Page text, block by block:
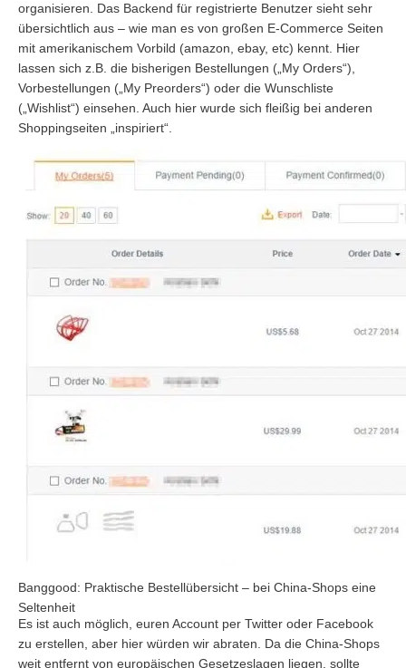
organisieren. Das Backend für registrierte Benutzer sieht sehr
übersichtlich aus – wie man es von großen E-Commerce Seiten
mit amerikanischem Vorbild (amazon, ebay, etc) kennt. Hier
lassen sich z.B. die bisherigen Bestellungen („My Orders“),
Vorbestellungen („My Preorders“) oder die Wunschliste
(„Wishlist“) einsehen. Auch hier wurde sich fleißig bei anderen
Shoppingseiten „inspiriert“.
Banggood: Praktische Bestellübersicht – bei China-Shops eine
Seltenheit
Es ist auch möglich, euren Account per Twitter oder Facebook
zu erstellen, aber hier würden wir abraten. Da die China-Shops
weit entfernt von europäischen Gesetzeslagen liegen, sollte